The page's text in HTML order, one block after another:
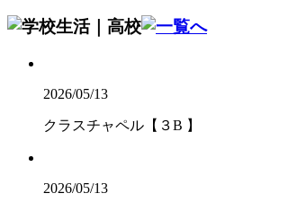
2026/05/13
クラスチャペル【３B 】
2026/05/13